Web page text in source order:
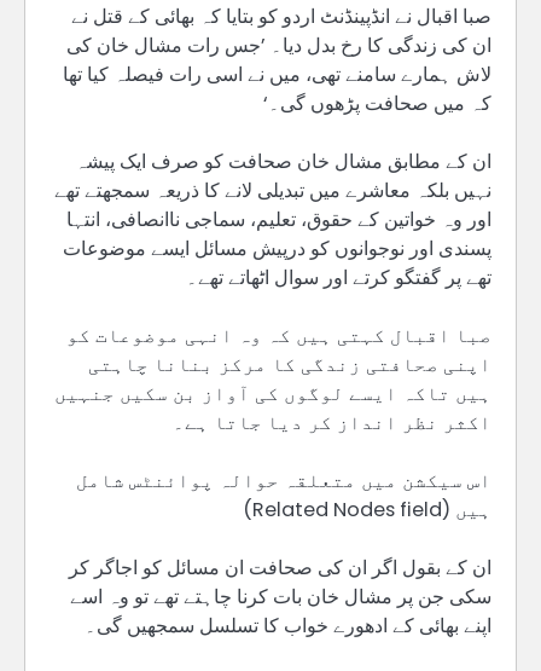
صبا اقبال نے انڈپینڈنٹ اردو کو بتایا کہ بھائی کے قتل نے
ان کی زندگی کا رخ بدل دیا۔ ’جس رات مشال خان کی
لاش ہمارے سامنے تھی، میں نے اسی رات فیصلہ کیا تھا
کہ میں صحافت پڑھوں گی۔‘
ان کے مطابق مشال خان صحافت کو صرف ایک پیشہ
نہیں بلکہ معاشرے میں تبدیلی لانے کا ذریعہ سمجھتے تھے
اور وہ خواتین کے حقوق، تعلیم، سماجی ناانصافی، انتہا
پسندی اور نوجوانوں کو درپیش مسائل ایسے موضوعات
تھے پر گفتگو کرتے اور سوال اٹھاتے تھے۔
صبا اقبال کہتی ہیں کہ وہ انہی موضوعات کو
اپنی صحافتی زندگی کا مرکز بنانا چاہتی
ہیں تاکہ ایسے لوگوں کی آواز بن سکیں جنہیں
اکثر نظر انداز کر دیا جاتا ہے۔
اس سیکشن میں متعلقہ حوالہ پوائنٹس شامل
ہیں (Related Nodes field)
ان کے بقول اگر ان کی صحافت ان مسائل کو اجاگر کر
سکی جن پر مشال خان بات کرنا چاہتے تھے تو وہ اسے
اپنے بھائی کے ادھورے خواب کا تسلسل سمجھیں گی۔